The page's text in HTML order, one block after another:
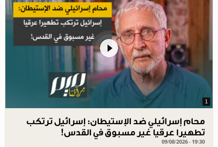
1
محام إسرائيلي ضد الإستيطان: إسرائيل ترتكب
تطهيرا عرقيا غير مسبوق في القدس!
09/08/2026 - 19:30